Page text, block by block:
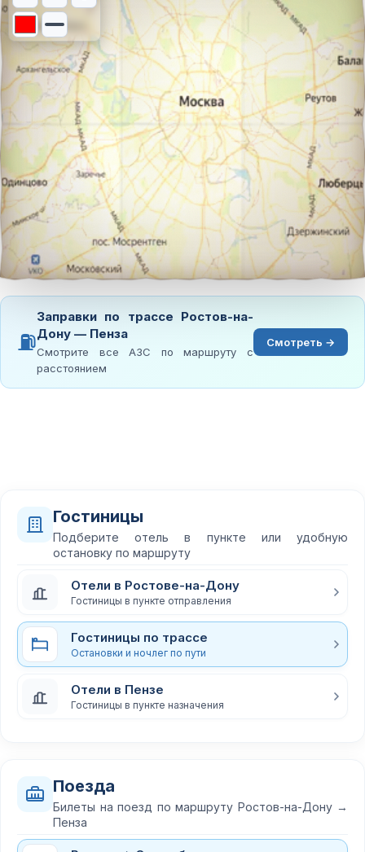
⛽
Заправки по трассе Ростов-на-
Дону — Пенза
Смотрите все АЗС по маршруту с
расстоянием
Смотреть →
Гостиницы
Подберите отель в пункте или удобную
остановку по маршруту
Отели в Ростове-на-Дону
Гостиницы в пункте отправления
Гостиницы по трассе
Остановки и ночлег по пути
Отели в Пензе
Гостиницы в пункте назначения
Поезда
Билеты на поезд по маршруту Ростов-на-Дону →
Пенза